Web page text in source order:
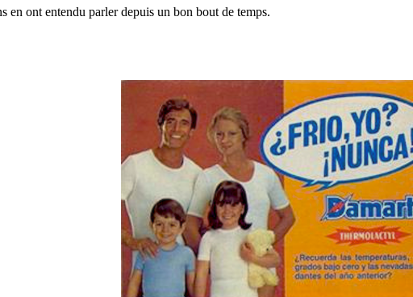
en ont entendu parler depuis un bon bout de temps.